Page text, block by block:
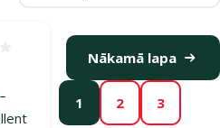
1 2 3
Nākamā lapa